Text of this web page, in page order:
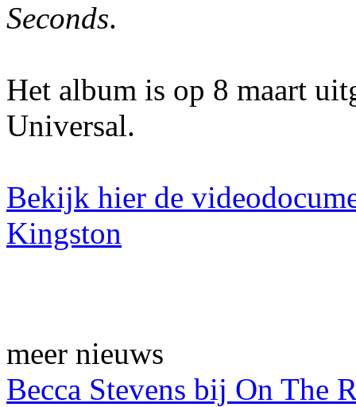
Seconds.
Het album is op 8 maart
Universal.
Bekijk hier de
Kingston
meer nieuws
Becca Stevens bij On The